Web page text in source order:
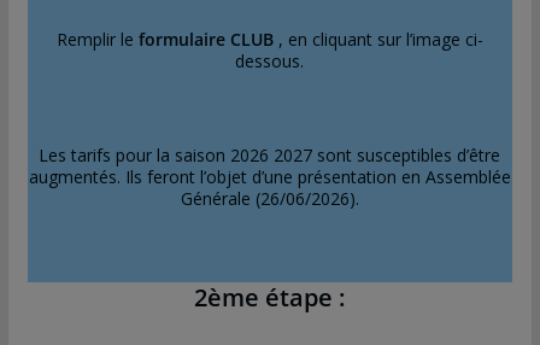
Remplir le formulaire CLUB, en cliquant sur l’image ci-
dessous.
Les tarifs pour la saison 2026 2027 sont susceptibles d’être
augmentés. Ils feront l’objet d’une présentation en Assemblée
Générale (26/06/2026).
2ème étape :